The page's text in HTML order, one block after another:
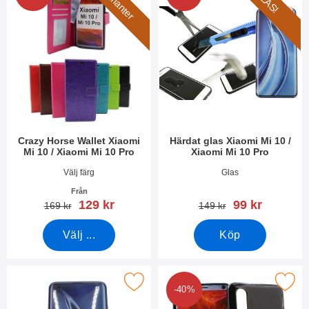
Crazy Horse Wallet Xiaomi
Mi 10 / Xiaomi Mi 10 Pro
Art. nr 35895Välj färg
Från
tidigare pris
169 kr rea pris
129 kr
Välj ...
Härdat glas Xiaomi Mi 10 /
Xiaomi Mi 10 Pro
Glas
tidigare pris
149 kr rea pris
99 kr
Köp
skärmskydd Xiaomi Mi 10 / Xiaomi Mi 10 Pro som favorit
-40%
Makera tPU skal Xiaomi Mi 10 /